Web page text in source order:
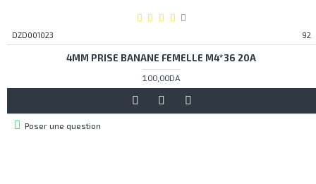
DZD001023 92
4MM PRISE BANANE FEMELLE M4*36 20A
100,00DA
Poser une question